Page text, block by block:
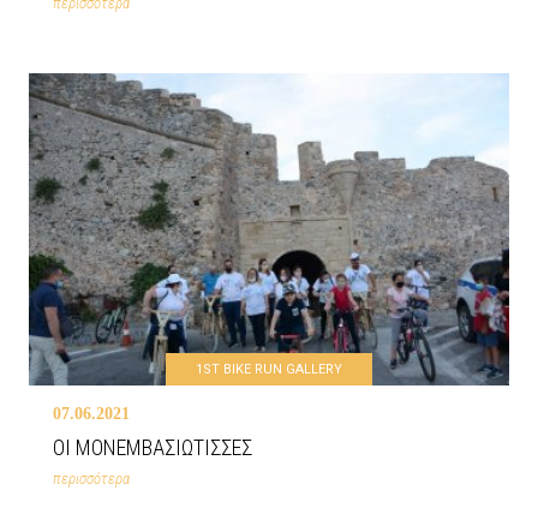
1ST BIKE RUN GALLERY
07.06.2021
ΟΙ ΜΟΝΕΜΒΑΣΙΩΤΙΣΣΕΣ
περισσότερα